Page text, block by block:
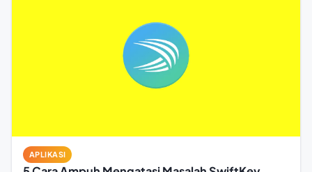
APLIKASI